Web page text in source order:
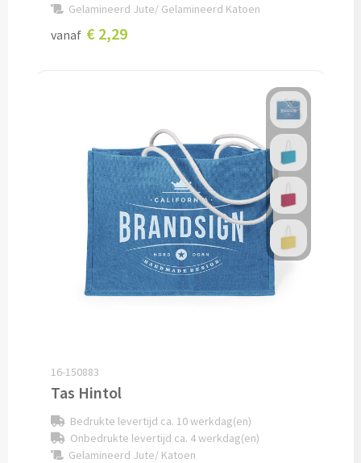
Alle reisartikelen
Reisbekers & Thermobekers bedrukken
Auto organizers bedrukken
Veiligheidshamersbedrukken
IJskrabbers bedrukken
Parkeerschijven bedrukken
Veiligheidshesjes bedrukken
Veiligheidshesjes kinderen bedrukken
Alle auto artikelen
Gelamineerd Jute/ Gelamineerd Katoen
vanaf € 2,29
16-150883
Tas Hintol
Bedrukte levertijd ca. 10 werkdag(en)
Onbedrukte levertijd ca. 4 werkdag(en)
Gelamineerd Jute/ Katoen